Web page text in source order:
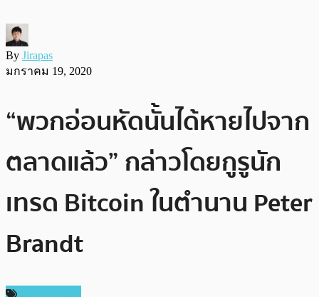
By Jirapas
มกราคม 19, 2020
“พวกอ่อนหัดนั้นได้หายไปจาก
ตลาดแล้ว” กล่าวโดยกูรูนัก
เทรด Bitcoin ในตำนาน Peter
Brandt